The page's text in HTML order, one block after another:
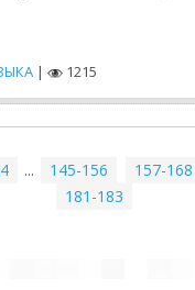
| 1215
... 145-156 157-168
181-183